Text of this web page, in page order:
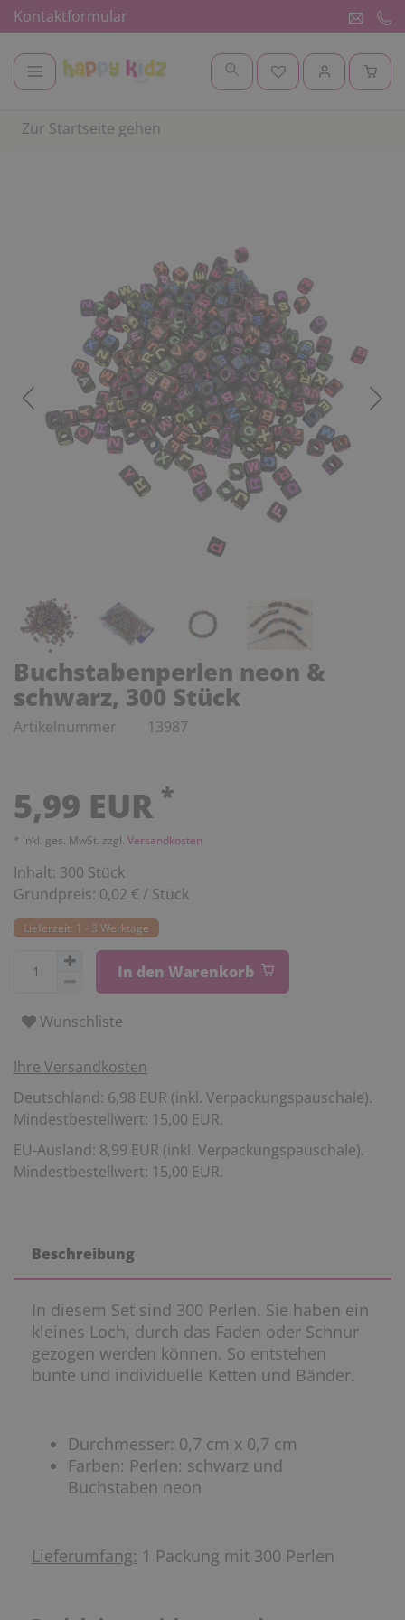
Kontaktformular
Zur Startseite gehen
Buchstabenperlen neon &
schwarz, 300 Stück
Artikelnummer 13987
5,99 EUR *
* inkl. ges. MwSt. zzgl. Versandkosten
Inhalt: 300 Stück
Grundpreis: 0,02 € / Stück
Lieferzeit: 1 - 3 Werktage
In den Warenkorb
Wunschliste
Ihre Versandkosten
Deutschland: 6,98 EUR (inkl. Verpackungspauschale).
Mindestbestellwert: 15,00 EUR.
EU-Ausland: 8,99 EUR (inkl. Verpackungspauschale).
Mindestbestellwert: 15,00 EUR.
Beschreibung
In diesem Set sind 300 Perlen. Sie haben ein
kleines Loch, durch das Faden oder Schnur
gezogen werden können. So entstehen
bunte und individuelle Ketten und Bänder.
Durchmesser: 0,7 cm x 0,7 cm
Farben: Perlen: schwarz und
Buchstaben neon
Lieferumfang: 1 Packung mit 300 Perlen